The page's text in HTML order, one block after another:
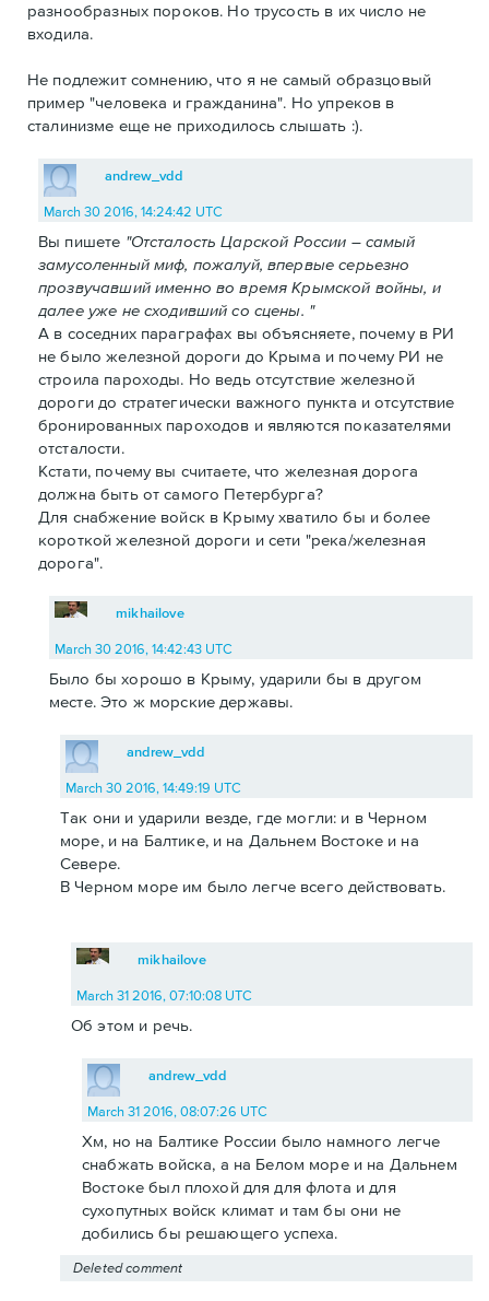
разнообразных пороков. Но трусость в их число не
входила.
Не подлежит сомнению, что я не самый образцовый
пример "человека и гражданина". Но упреков в
сталинизме еще не приходилось слышать :).
andrew_vdd
March 30 2016, 14:24:42 UTC
Вы пишете "Отсталость Царской России – самый
замусоленный миф, пожалуй, впервые серьезно
прозвучавший именно во время Крымской войны, и
далее уже не сходивший со сцены. "
А в соседних параграфах вы объясняете, почему в РИ
не было железной дороги до Крыма и почему РИ не
строила пароходы. Но ведь отсутствие железной
дороги до стратегически важного пункта и отсутствие
бронированных пароходов и являются показателями
отсталости.
Кстати, почему вы считаете, что железная дорога
должна быть от самого Петербурга?
Для снабжение войск в Крыму хватило бы и более
короткой железной дороги и сети "река/железная
дорога".
mikhailove
March 30 2016, 14:42:43 UTC
Было бы хорошо в Крыму, ударили бы в другом
месте. Это ж морские державы.
andrew_vdd
March 30 2016, 14:49:19 UTC
Так они и ударили везде, где могли: и в Черном
море, и на Балтике, и на Дальнем Востоке и на
Севере.
В Черном море им было легче всего действовать.
mikhailove
March 31 2016, 07:10:08 UTC
Об этом и речь.
andrew_vdd
March 31 2016, 08:07:26 UTC
Хм, но на Балтике России было намного легче
снабжать войска, а на Белом море и на Дальнем
Востоке был плохой для для флота и для
сухопутных войск климат и там бы они не
добились бы решающего успеха.
Deleted comment